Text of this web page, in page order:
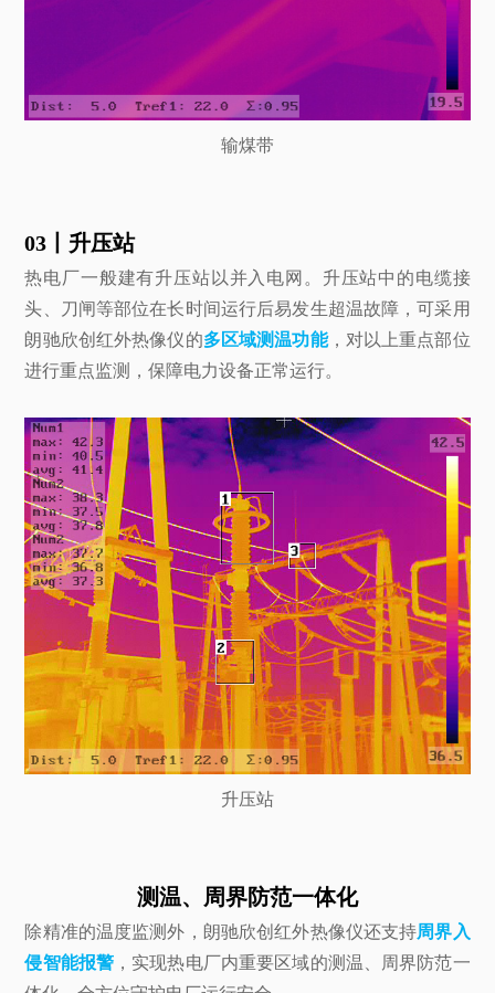
输煤带
03丨升压站
热电厂一般建有升压站以并入电网。升压站中的电缆接
头、刀闸等部位在长时间运行后易发生超温故障，可采用
朗驰欣创红外热像仪的多区域测温功能，对以上重点部位
进行重点监测，保障电力设备正常运行。
升压站
测温、周界防范一体化
除精准的温度监测外，朗驰欣创红外热像仪还支持周界入
侵智能报警 ，实现热电厂内重要区域的测温、周界防范一